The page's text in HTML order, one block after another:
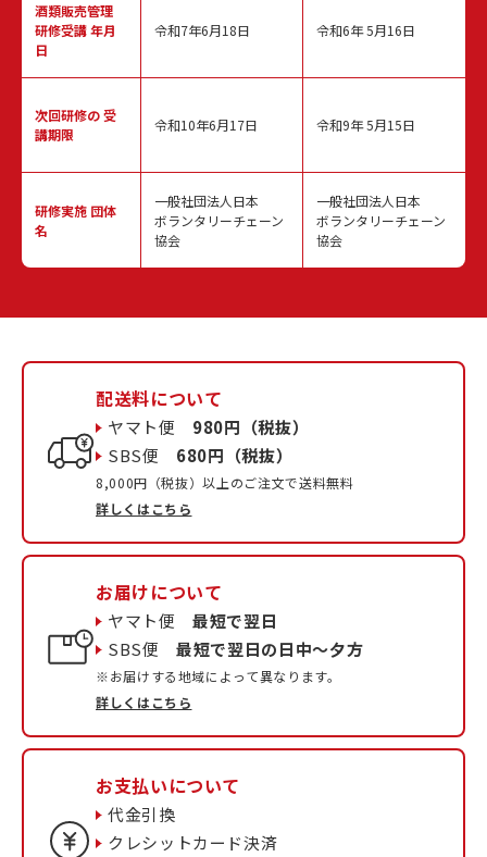
酒類販売管理
研修受講 年月
日
次回研修の受
講期限
研修実施 団体
名
令和7年6月18日
令和10年6月17日
一般社団法人日本
ボランタリーチェーン
協会
令和6年 5月16日
令和9年 5月15日
一般社団法人日本
ボランタリーチェーン
協会
配送料について
ヤマト便 980円（税抜）
SBS便 680円（税抜）
8,000円（税抜）以上のご注文で送料無料
詳しくはこちら
お届けについて
ヤマト便最短で翌日
SBS便最短で翌日の日中〜夕方
※お届けする地域によって異なります。
詳しくはこちら
お支払いについて
代金引換
クレシットカード決済